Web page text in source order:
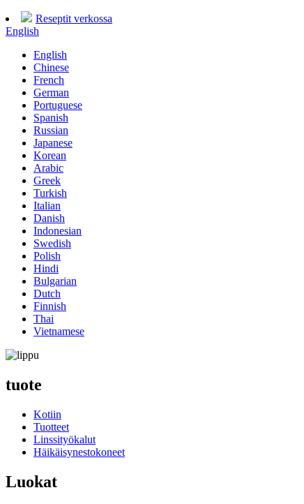
Reseptit verkossa
English
English
Chinese
French
German
Portuguese
Spanish
Russian
Japanese
Korean
Arabic
Greek
Turkish
Italian
Danish
Indonesian
Swedish
Polish
Hindi
Bulgarian
Dutch
Finnish
Thai
Vietnamese
tuote
Kotiin
Tuotteet
Linssityökalut
Häikäisynestokoneet
Luokat